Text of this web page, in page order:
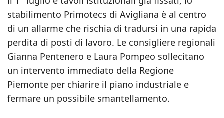
stabilimento Primotecs di Avigliana è al centro
di un allarme che rischia di tradursi in una rapida
perdita di posti di lavoro. Le consigliere regionali
Gianna Pentenero e Laura Pompeo sollecitano
un intervento immediato della Regione
Piemonte per chiarire il piano industriale e
fermare un possibile smantellamento.